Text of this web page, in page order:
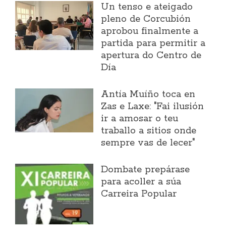
Un tenso e ateigado
pleno de Corcubión
aprobou finalmente a
partida para permitir a
apertura do Centro de
Día
Antía Muíño toca en
Zas e Laxe: "Fai ilusión
ir a amosar o teu
traballo a sitios onde
sempre vas de lecer"
Dombate prepárase
para acoller a súa
Carreira Popular